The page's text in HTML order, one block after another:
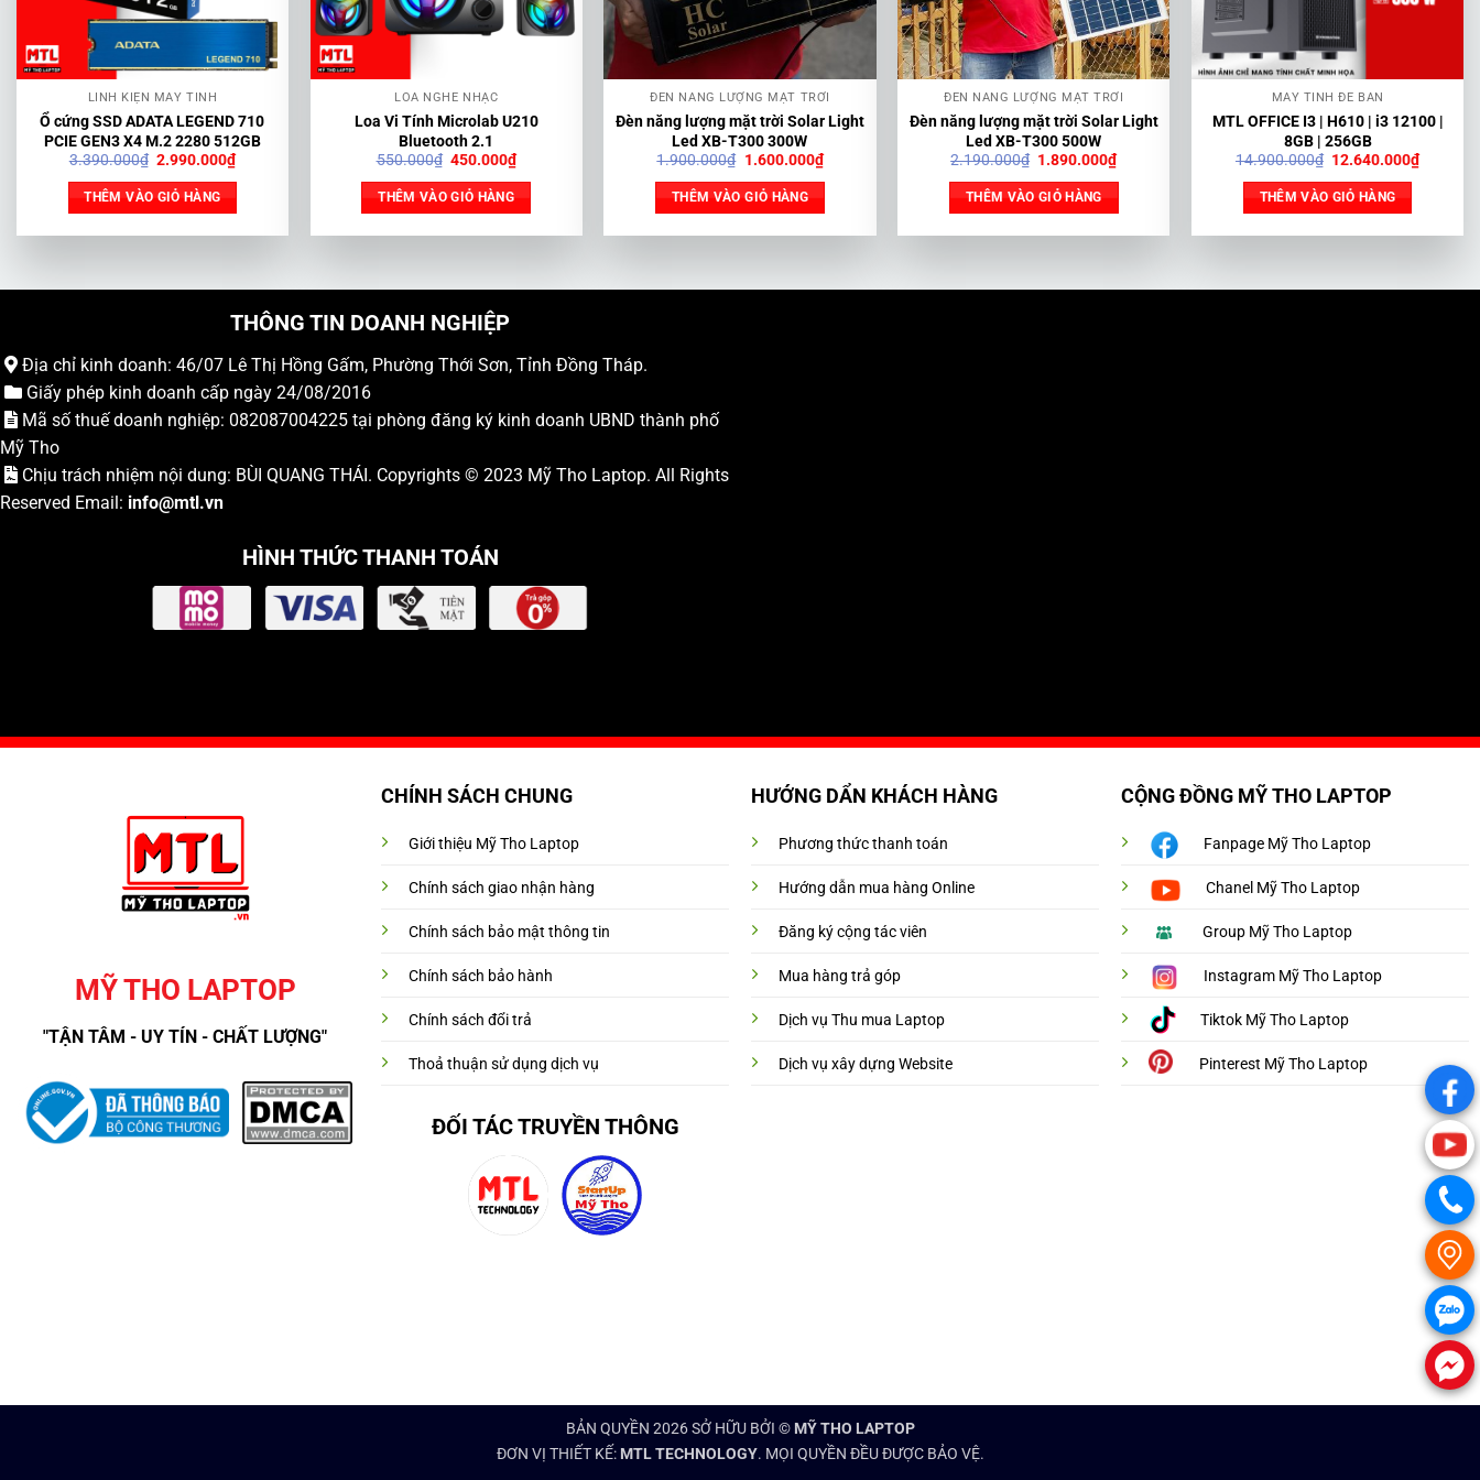
LINH KIỆN MÁY TÍNH
Ổ cứng SSD ADATA LEGEND 710
PCIE GEN3 X4 M.2 2280 512GB
3.390.000₫ Giá
là:
3.390.000₫.
2.990.000₫Giá
hiện
THÊM VÀO GIỎ HÀNG
LOA NGHE NHẠC
Loa Vi Tính Microlab U210
Bluetooth 2.1
550.000₫ Giá
là:
550.000₫.
450.000₫Giá
hiện
THÊM VÀO GIỎ HÀNG
ĐÈN NĂNG LƯỢNG MẶT TRỜI
Đèn năng lượng mặt trời Solar Light
Led XB-T300 300W
1.900.000₫ Giá
là:
1.900.000₫.
1.600.000₫Giá
hiện
THÊM VÀO GIỎ HÀNG
ĐÈN NĂNG LƯỢNG MẶT TRỜI
Đèn năng lượng mặt trời Solar Light
Led XB-T300 500W
2.190.000₫ Giá
là:
2.190.000₫.
1.890.000₫Giá
hiện
THÊM VÀO GIỎ HÀNG
MÁY TÍNH ĐỂ BÀN
MTL OFFICE I3 | H610 | i3 12100 |
8GB | 256GB
14.900.000₫ Giá
là:
14.900.000₫.
12.640.000₫Giá
hiện
THÊM VÀO GIỎ HÀNG
THÔNG TIN DOANH NGHIỆP
Địa chỉ kinh doanh: 46/07 Lê Thị Hồng Gấm, Phường Thới Sơn, Tỉnh Đồng Tháp.
Giấy phép kinh doanh cấp ngày 24/08/2016
Mã số thuế doanh nghiệp: 082087004225 tại phòng đăng ký kinh doanh UBND thành phố
Mỹ Tho
Chịu trách nhiệm nội dung: BÙI QUANG THÁI. Copyrights © 2023 Mỹ Tho Laptop. All Rights
Reserved Email: info@mtl.vn
HÌNH THỨC THANH TOÁN
MỸ THO LAPTOP
"TẬN TÂM - UY TÍN - CHẤT LƯỢNG"
CHÍNH SÁCH CHUNG
Giới thiệu Mỹ Tho Laptop
Chính sách giao nhận hàng
Chính sách bảo mật thông tin
Chính sách bảo hành
Chính sách đổi trả
Thoả thuận sử dụng dịch vụ
ĐỐI TÁC TRUYỀN THÔNG
HƯỚNG DẨN KHÁCH HÀNG
Phương thức thanh toán
Hướng dẫn mua hàng Online
Đăng ký cộng tác viên
Mua hàng trả góp
Dịch vụ Thu mua Laptop
Dịch vụ xây dựng Website
CỘNG ĐỒNG MỸ THO LAPTOP
Fanpage Mỹ Tho Laptop
Chanel Mỹ Tho Laptop
Group Mỹ Tho Laptop
Instagram Mỹ Tho Laptop
Tiktok Mỹ Tho Laptop
Pinterest Mỹ Tho Laptop
BẢN QUYỀN 2026 SỞ HỮU BỞI © MỸ THO LAPTOP
ĐƠN VỊ THIẾT KẾ: MTL TECHNOLOGY. MỌI QUYỀN ĐỀU ĐƯỢC BẢO VỆ.
.
.
.
.
.
.